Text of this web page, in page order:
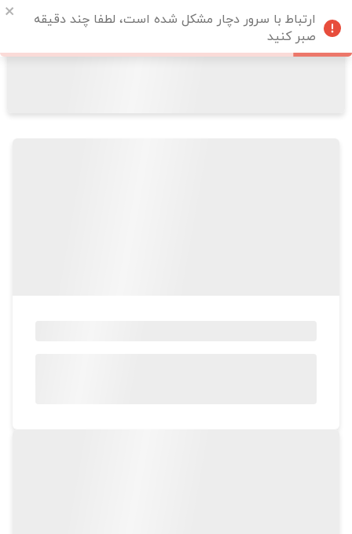
ارتباط با سرور دچار مشکل شده است، لطفا چند دقیقه
صبر کنید